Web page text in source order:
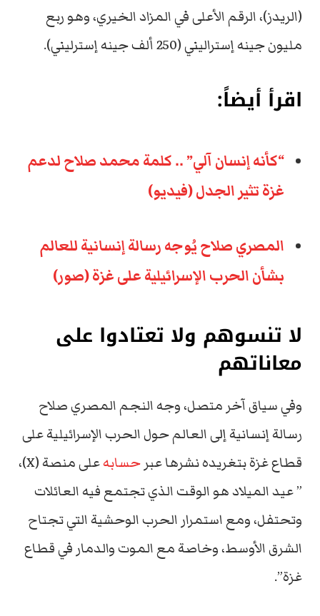
(الريدز)، الرقم الأعلى في المزاد الخيري، وهو ربع
مليون جينه إستراليني (250 ألف جينه إسترليني).
اقرأ أيضاً:
“كأنه إنسان آلي” .. كلمة محمد صلاح لدعم
غزة تثير الجدل (فيديو)
المصري صلاح يُوجه رسالة إنسانية للعالم
بشأن الحرب الإسرائيلية على غزة (صور)
لا تنسوهم ولا تعتادوا على
معاناتهم
وفي سياق آخر متصل، وجه النجم المصري صلاح
رسالة إنسانية إلى العالم حول الحرب الإسرائيلية على
قطاع غزة بتغريده نشرها عبر حسابه
على منصة (X)،
” عيد الميلاد هو الوقت الذي تجتمع فيه العائلات
وتحتفل، ومع استمرار الحرب الوحشية التي تجتاح
الشرق الأوسط، وخاصة مع الموت والدمار في قطاع
غزة”.